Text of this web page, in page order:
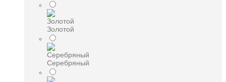
Золотой
Серебряный